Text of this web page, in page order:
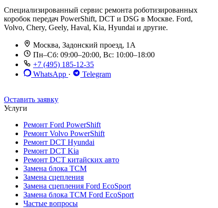
Специализированный сервис ремонта роботизированных
коробок передач PowerShift, DCT и DSG в Москве. Ford,
Volvo, Chery, Geely, Haval, Kia, Hyundai и другие.
Москва, Задонский проезд, 1А
Пн–Сб: 09:00–20:00, Вс: 10:00–18:00
+7 (495) 185-12-35
WhatsApp ·
Telegram
Оставить заявку
Услуги
Ремонт Ford PowerShift
Ремонт Volvo PowerShift
Ремонт DCT Hyundai
Ремонт DCT Kia
Ремонт DCT китайских авто
Замена блока TCM
Замена сцепления
Замена сцепления Ford EcoSport
Замена блока TCM Ford EcoSport
Частые вопросы